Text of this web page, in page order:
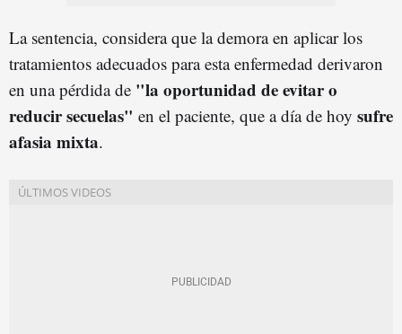
La sentencia, considera que la demora en aplicar los
tratamientos adecuados para esta enfermedad derivaron
en una pérdida de "la oportunidad de evitar o
reducir secuelas" en el paciente, que a día de hoy sufre
afasia mixta.